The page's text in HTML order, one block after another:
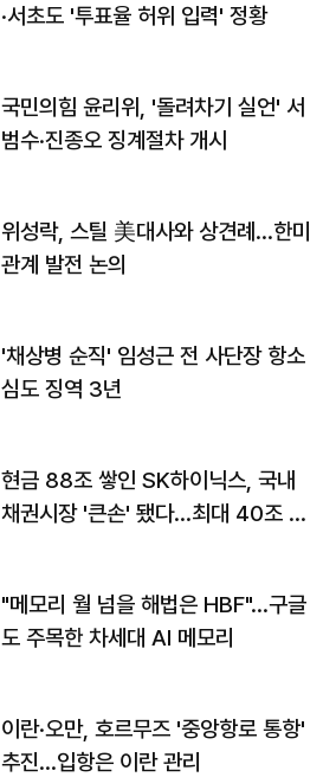
·서초도 '투표율 허위 입력' 정황
국민의힘 윤리위, '돌려차기 실언' 서
범수·진종오 징계절차 개시
위성락, 스틸 美대사와 상견례…한미
관계 발전 논의
'채상병 순직' 임성근 전 사단장 항소
심도 징역 3년
현금 88조 쌓인 SK하이닉스, 국내
채권시장 '큰손' 됐다…최대 40조 투
"메모리 월 넘을 해법은 HBF"…구글
도 주목한 차세대 AI 메모리
이란·오만, 호르무즈 '중앙항로 통항'
추진…입항은 이란 관리